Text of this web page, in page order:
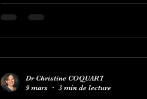
Dr Christine COQUART
9 mars
3 min de lecture